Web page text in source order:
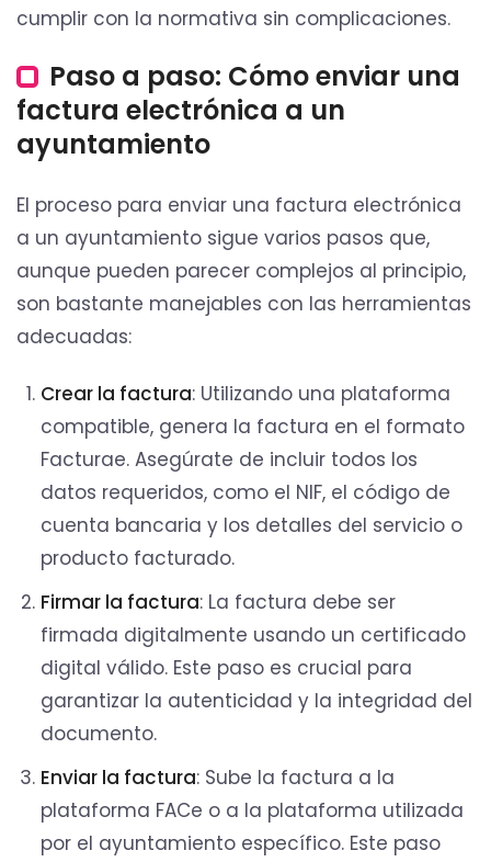
cumplir con la normativa sin complicaciones.
Paso a paso: Cómo enviar una
factura electrónica a un
ayuntamiento
El proceso para enviar una factura electrónica
a un ayuntamiento sigue varios pasos que,
aunque pueden parecer complejos al principio,
son bastante manejables con las herramientas
adecuadas:
Crear la factura: Utilizando una plataforma
compatible, genera la factura en el formato
Facturae. Asegúrate de incluir todos los
datos requeridos, como el NIF, el código de
cuenta bancaria y los detalles del servicio o
producto facturado.
Firmar la factura: La factura debe ser
firmada digitalmente usando un certificado
digital válido. Este paso es crucial para
garantizar la autenticidad y la integridad del
documento.
Enviar la factura: Sube la factura a la
plataforma FACe o a la plataforma utilizada
por el ayuntamiento específico. Este paso